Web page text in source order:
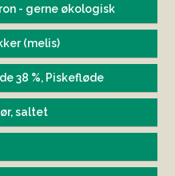
- gerne økologisk
(melis)
38 %, Piskefløde
saltet